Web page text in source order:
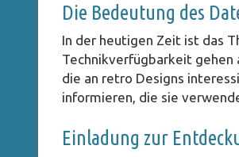
Die Bedeutung des
In der heutigen Zeit ist das
Technikverfügbarkeit gehen
die an retro Designs
informieren, die sie
Einladung zur